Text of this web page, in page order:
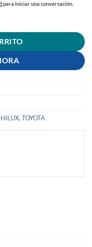
para iniciar una conversación.
cantidad
HILUX,TOYOTA